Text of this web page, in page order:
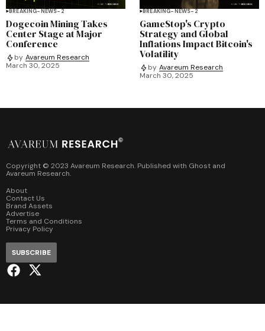
BREAKING-NEWS-2
Dogecoin Mining Takes
Center Stage at Major
Conference
by Avareum Research
March 30, 2025
BREAKING-NEWS-2
GameStop's Crypto
Strategy and Global
Inflations Impact Bitcoin's
Volatility
by Avareum Research
March 30, 2025
Copyright © 2023 Avareum Research. Published with Ghost and
Avareum Research.
About
Contact Us
Brand Assets
Advertise
Terms and Conditions
Privacy Policy
SUBSCRIBE